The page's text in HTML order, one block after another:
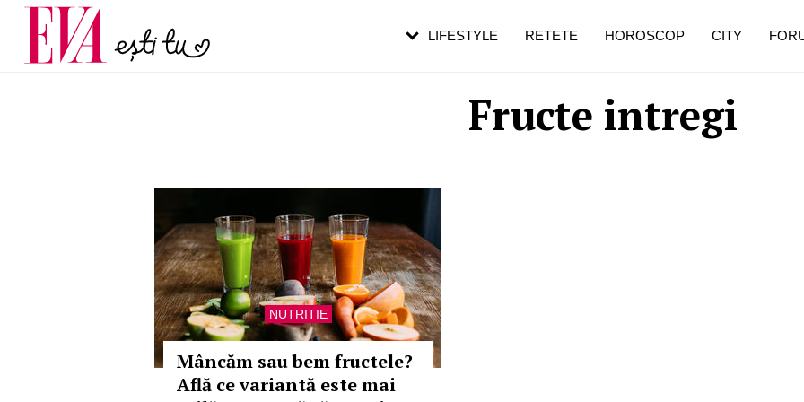
Fructe intregi
NUTRITIE
Mâncăm sau bem fructele?
Află ce variantă este mai
LIFESTYLE RETETE HOROSCOP CITY
Carieră
Actualitate
pe măsură ce înaintezi în vârstă
de dureroasă este investigația